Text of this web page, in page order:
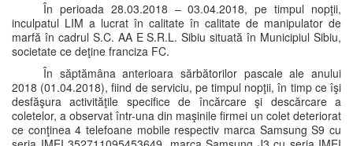
În perioada 28.03.2018 – 03.04.2018, pe timpul nopţii,
inculpatul LIM a lucrat în calitate în calitate de manipulator de
marfă în cadrul S.C. AA E S.R.L. Sibiu situată în Municipiul Sibiu,
societate ce deţine franciza FC.
În săptămâna anterioara sărbătorilor pascale ale anului
2018 (01.04.2018), fiind de serviciu, pe timpul nopţii, în timp ce îşi
desfăşura activităţile specifice de încărcare şi descărcare a
coletelor, a observat într-una din maşinile firmei un colet deteriorat
ce conţinea 4 telefoane mobile respectiv marca Samsung S9 cu